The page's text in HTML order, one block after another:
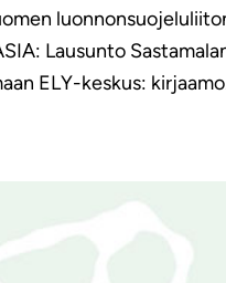
Lausunto
ELY-keskus: